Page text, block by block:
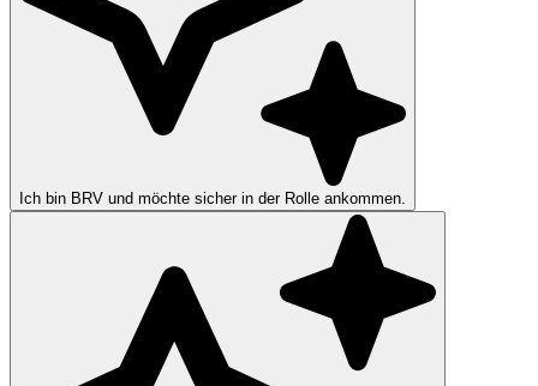
Ich bin BRV und möchte sicher in der Rolle ankommen.